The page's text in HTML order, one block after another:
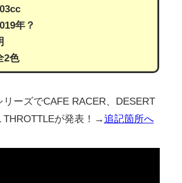
年？
2色
リーズでCAFE RACER、DESERT
THROTTLEが発表！→追記箇所へ